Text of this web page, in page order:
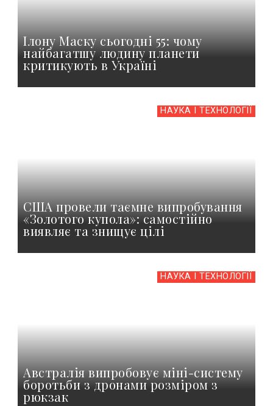
Ілону Маску сьогодні 55: чому
найбагатшу людину планети
критикують в Україні
НАУКА І ТЕХНОЛОГІЇ
США провели таємне випробування
«Золотого купола»: самостійно
виявляє та знищує цілі
НАУКА І ТЕХНОЛОГІЇ
Австралія випробовує міні-систему
боротьби з дронами розміром з
рюкзак